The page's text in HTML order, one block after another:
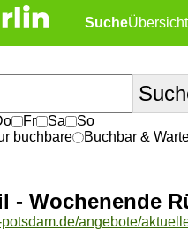
SucheÜbersicht
Fr Sa
So
buchbare
Buchbar &
- Wochenende